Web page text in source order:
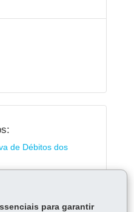
de Débitos dos
para garantir